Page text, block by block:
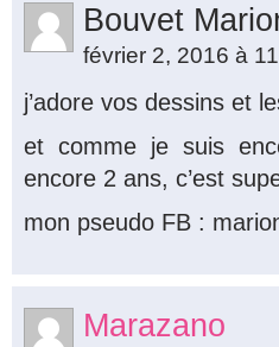
Bouvet
février 2, 2016 à
j’adore vos dessins et
et comme je suis
encore 2 ans, c’est
mon pseudo FB :
Marazano